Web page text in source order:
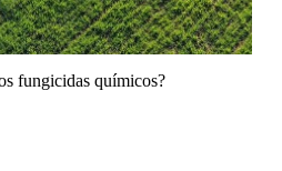
fungicidas químicos?